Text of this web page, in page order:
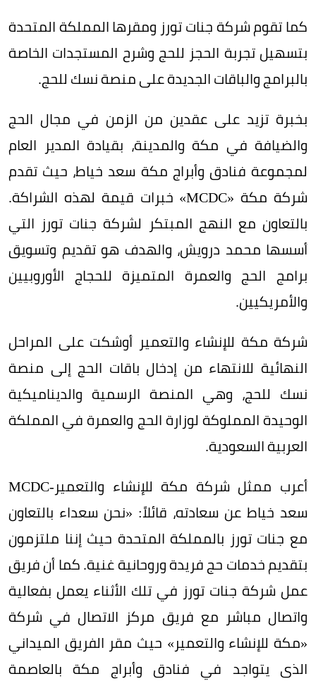
كما تقوم شركة جنات تورز ومقرها المملكة المتحدة
بتسهيل تجربة الحجز للحج وشرح المستجدات الخاصة
بالبرامج والباقات الجديدة على منصة نسك للحج.
بخبرة تزيد على عقدين من الزمن في مجال الحج
والضيافة في مكة والمدينة، بقيادة المدير العام
لمجموعة فنادق وأبراج مكة سعد خياط، حيث تقدم
شركة مكة «MCDC» خبرات قيمة لهذه الشراكة.
بالتعاون مع النهج المبتكر لشركة جنات تورز التي
أسسها محمد درويش، والهدف هو تقديم وتسويق
برامج الحج والعمرة المتميزة للحجاج الأوروبيين
والأمريكيين.
شركة مكة للإنشاء والتعمير أوشكت على المراحل
النهائية للانتهاء من إدخال باقات الحج إلى منصة
نسك للحج، وهي المنصة الرسمية والديناميكية
الوحيدة المملوكة لوزارة الحج والعمرة في المملكة
العربية السعودية.
أعرب ممثل شركة مكة للإنشاء والتعمير-MCDC
سعد خياط عن سعادته، قائلاً: «نحن سعداء بالتعاون
مع جنات تورز بالمملكة المتحدة حيث إننا ملتزمون
بتقديم خدمات حج فريدة وروحانية غنية. كما أن فريق
عمل شركة جنات تورز في تلك الأثناء يعمل بفعالية
واتصال مباشر مع فريق مركز الاتصال في شركة
«مكة للإنشاء والتعمير» حيث مقر الفريق الميداني
الذى يتواجد في فنادق وأبراج مكة بالعاصمة